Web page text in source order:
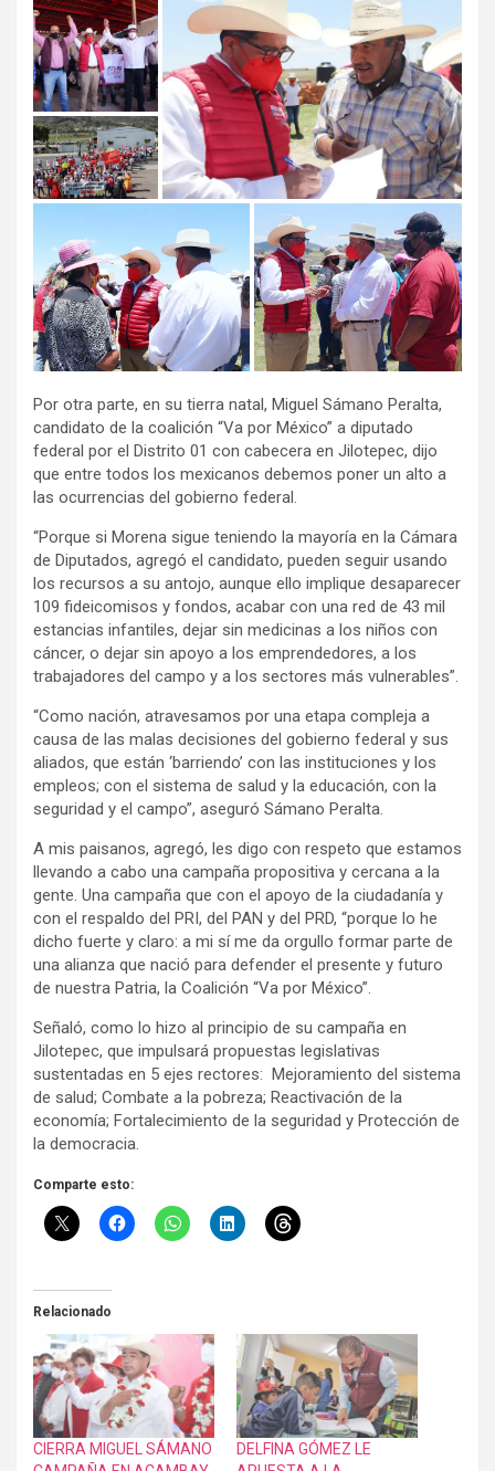
Por otra parte, en su tierra natal, Miguel Sámano Peralta,
candidato de la coalición “Va por México” a diputado
federal por el Distrito 01 con cabecera en Jilotepec, dijo
que entre todos los mexicanos debemos poner un alto a
las ocurrencias del gobierno federal.
“Porque si Morena sigue teniendo la mayoría en la Cámara
de Diputados, agregó el candidato, pueden seguir usando
los recursos a su antojo, aunque ello implique desaparecer
109 fideicomisos y fondos, acabar con una red de 43 mil
estancias infantiles, dejar sin medicinas a los niños con
cáncer, o dejar sin apoyo a los emprendedores, a los
trabajadores del campo y a los sectores más vulnerables”.
“Como nación, atravesamos por una etapa compleja a
causa de las malas decisiones del gobierno federal y sus
aliados, que están ‘barriendo’ con las instituciones y los
empleos; con el sistema de salud y la educación, con la
seguridad y el campo”, aseguró Sámano Peralta.
A mis paisanos, agregó, les digo con respeto que estamos
llevando a cabo una campaña propositiva y cercana a la
gente. Una campaña que con el apoyo de la ciudadanía y
con el respaldo del PRI, del PAN y del PRD, “porque lo he
dicho fuerte y claro: a mi sí me da orgullo formar parte de
una alianza que nació para defender el presente y futuro
de nuestra Patria, la Coalición “Va por México”.
Señaló, como lo hizo al principio de su campaña en
Jilotepec, que impulsará propuestas legislativas
sustentadas en 5 ejes rectores: Mejoramiento del sistema
de salud; Combate a la pobreza; Reactivación de la
economía; Fortalecimiento de la seguridad y Protección de
la democracia.
Comparte esto:
Relacionado
CIERRA MIGUEL SÁMANO
DELFINA GÓMEZ LE